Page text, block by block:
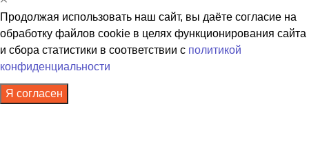
Продолжая использовать наш сайт, вы даёте согласие на
обработку файлов cookie в целях функционирования сайта
и сбора статистики в соответствии с политикой
конфиденциальности
Я согласен